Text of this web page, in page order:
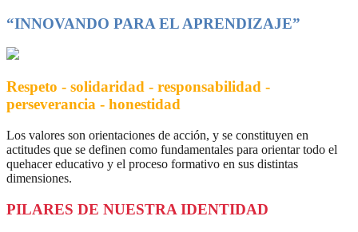
“INNOVANDO PARA EL APRENDIZAJE”
Respeto - solidaridad - responsabilidad -
perseverancia - honestidad
Los valores son orientaciones de acción, y se constituyen en
actitudes que se definen como fundamentales para orientar todo el
quehacer educativo y el proceso formativo en sus distintas
dimensiones.
PILARES DE NUESTRA IDENTIDAD